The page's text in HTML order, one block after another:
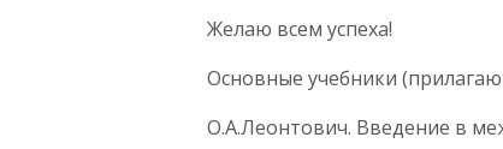
Желаю всем успеха!
Основные учебники
О.А.Леонтович. Введение в